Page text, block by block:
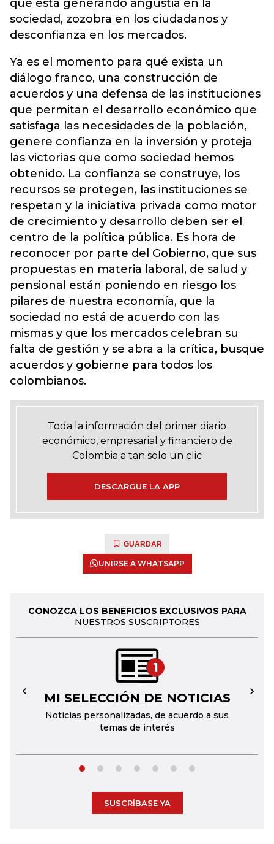
que está generando angustia en la
sociedad, zozobra en los ciudadanos y
desconfianza en los mercados.
Ya es el momento para qué exista un
diálogo franco, una construcción de
acuerdos y una defensa de las instituciones
que permitan el desarrollo económico que
satisfaga las necesidades de la población,
genere confianza en la inversión y proteja
las victorias que como sociedad hemos
obtenido. La confianza se construye, los
recursos se protegen, las instituciones se
respetan y la iniciativa privada como motor
de crecimiento y desarrollo deben ser el
centro de la política pública. Es hora de
reconocer por parte del Gobierno, que sus
propuestas en materia laboral, de salud y
pensional están poniendo en riesgo los
pilares de nuestra economía, que la
sociedad no está de acuerdo con las
mismas y que los mercados celebran su
falta de gestión y se abra a la crítica, busque
acuerdos y gobierne para todos los
colombianos.
Toda la información del primer diario
económico, empresarial y financiero de
Colombia a tan solo un clic
DESCARGUE LA APP
GUARDAR
UNIRSE A WHATSAPP
CONOZCA LOS BENEFICIOS EXCLUSIVOS PARA
NUESTROS SUSCRIPTORES
1
MI SELECCIÓN DE NOTICIAS
Noticias personalizadas, de acuerdo a sus
temas de interés
← →
SUSCRÍBASE YA